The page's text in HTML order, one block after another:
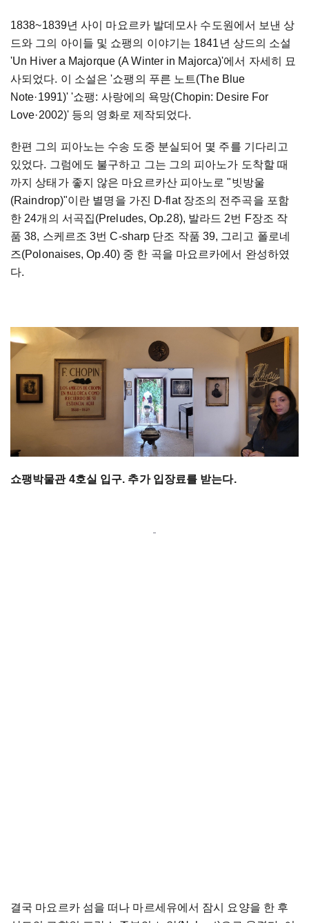
1838~1839년 사이 마요르카 발데모사 수도원에서 보낸 상
드와 그의 아이들 및 쇼팽의 이야기는 1841년 상드의 소설
'Un Hiver a Majorque (A Winter in Majorca)'에서 자세히 묘
사되었다. 이 소설은 '쇼팽의 푸른 노트(The Blue
Note·1991)' '쇼팽: 사랑에의 욕망(Chopin: Desire For
Love·2002)' 등의 영화로 제작되었다.
한편 그의 피아노는 수송 도중 분실되어 몇 주를 기다리고
있었다. 그럼에도 불구하고 그는 그의 피아노가 도착할 때
까지 상태가 좋지 않은 마요르카산 피아노로 "빗방울
(Raindrop)"이란 별명을 가진 D-flat 장조의 전주곡을 포함
한 24개의 서곡집(Preludes, Op.28), 발라드 2번 F장조 작
품 38, 스케르조 3번 C-sharp 단조 작품 39, 그리고 폴로네
즈(Polonaises, Op.40) 중 한 곡을 마요르카에서 완성하였
다.
쇼팽박물관 4호실 입구. 추가 입장료를 받는다.
결국 마요르카 섬을 떠나 마르세유에서 잠시 요양을 한 후